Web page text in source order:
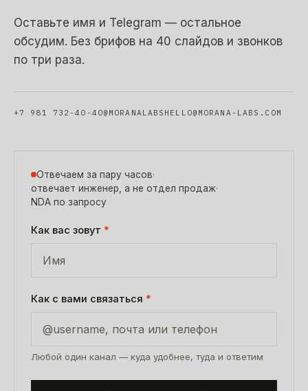
Оставьте имя и Telegram — остальное
обсудим. Без брифов на 40 слайдов и звонков
по три раза.
+7 981 732-40-40@MORANALABS HELLO@MORANA-LABS.COM
Отвечаем за пару часов·
отвечает инженер, а не отдел продаж·
NDA по запросу
Как вас зовут *
Как с вами связаться *
Любой один канал — куда удобнее, туда и ответим